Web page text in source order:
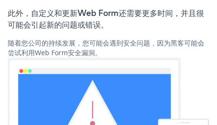
此外，自定义和更新Web Form还需要更多时间，并且很
可能会引起新的问题或错误。
随着您公司的持续发展，您可能会遇到安全问题，因为黑客可能会
尝试利用Web Form安全漏洞。